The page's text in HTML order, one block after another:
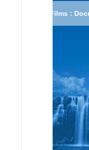
Films :